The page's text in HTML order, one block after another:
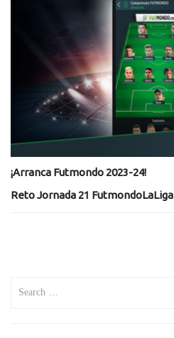
¡Arranca Futmondo 2023-24!
Reto Jornada 21 FutmondoLaLiga